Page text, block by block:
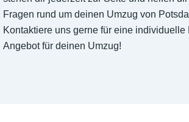
Fragen rund um deinen Umzug von
Kontaktiere uns gerne für eine individuelle
Angebot für deinen Umzug!